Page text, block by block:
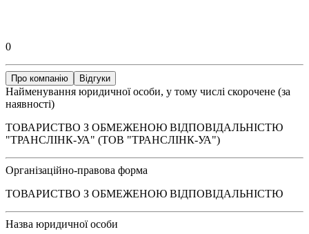
0
Про компанію Відгуки
Найменування юридичної особи, у тому числі скорочене (за
наявності)
ТОВАРИСТВО З ОБМЕЖЕНОЮ ВІДПОВІДАЛЬНІСТЮ
"ТРАНСЛІНК-УА" (ТОВ "ТРАНСЛІНК-УА")
Організаційно-правова форма
ТОВАРИСТВО З ОБМЕЖЕНОЮ ВІДПОВІДАЛЬНІСТЮ
Назва юридичної особи